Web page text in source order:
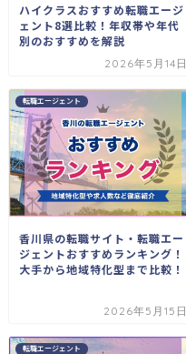
ハイクラスおすすめ転職エージ
ェント8選比較！年収帯や年代
別のおすすめを解説
2026年5月14日
転職エージェント
香川県の転職サイト・転職エー
ジェントおすすめランキング！
大手から地域特化型まで比較！
2026年5月15日
転職エージェント